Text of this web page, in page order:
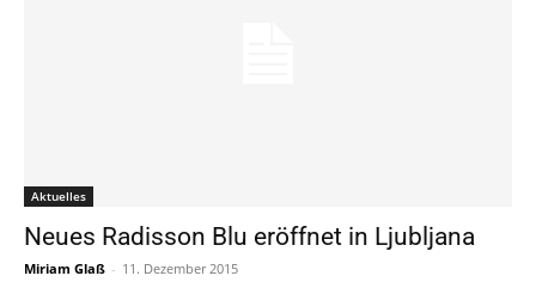
Aktuelles
Neues Radisson Blu eröffnet in Ljubljana
Miriam Glaß - 11. Dezember 2015